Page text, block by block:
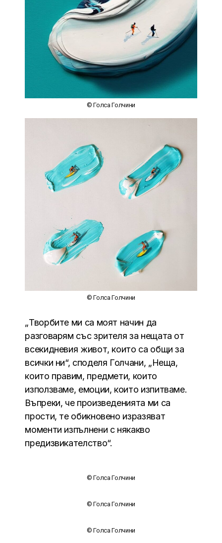
© Голса Голчини
© Голса Голчини
„Творбите ми са моят начин да
разговарям със зрителя за нещата от
всекидневия живот, които са общи за
всички ни“, споделя Голчани, „Неща,
които правим, предмети, които
използваме, емоции, които изпитваме.
Въпреки, че произведенията ми са
прости, те обикновено изразяват
моменти изпълнени с някакво
предизвикателство“.
© Голса Голчини
© Голса Голчини
© Голса Голчини